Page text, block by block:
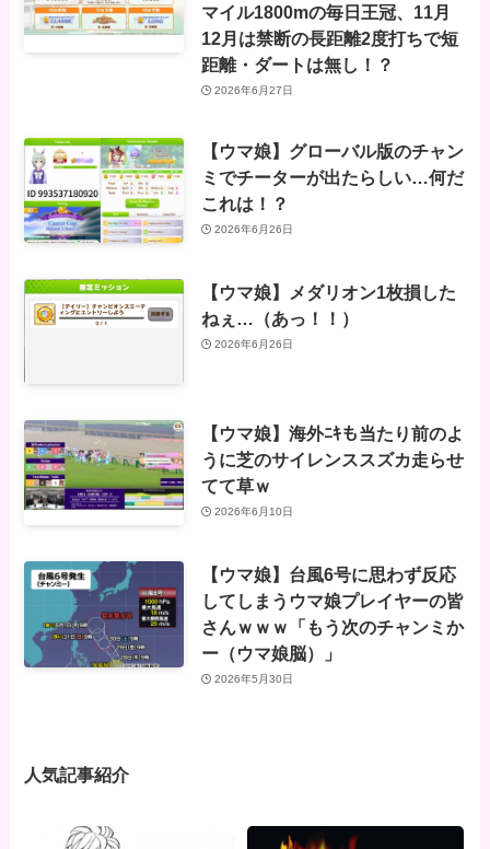
マイル1800mの毎日王冠、11月
12月は禁断の長距離2度打ちで短
距離・ダートは無し！？
2026年6月27日
【ウマ娘】グローバル版のチャン
ミでチーターが出たらしい…何だ
これは！？
2026年6月26日
【ウマ娘】メダリオン1枚損した
ねぇ…（あっ！！）
2026年6月26日
【ウマ娘】海外ﾆｷも当たり前のよ
うに芝のサイレンススズカ走らせ
てて草ｗ
2026年6月10日
【ウマ娘】台風6号に思わず反応
してしまうウマ娘プレイヤーの皆
さんｗｗｗ「もう次のチャンミか
ー（ウマ娘脳）」
2026年5月30日
人気記事紹介